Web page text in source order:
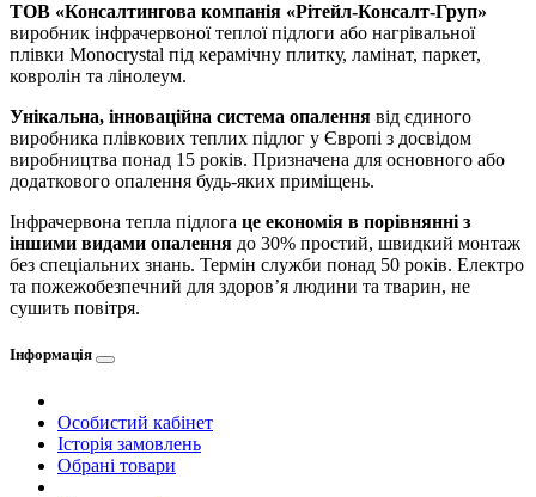
ТОВ «Консалтингова компанія «Рітейл-Консалт-Груп»
виробник інфрачервоної теплої підлоги або нагрівальної
плівки Monocrystal під керамічну плитку, ламінат, паркет,
ковролін та лінолеум.
Унікальна, інноваційна система опалення від єдиного
виробника плівкових теплих підлог у Європі з досвідом
виробництва понад 15 років. Призначена для основного або
додаткового опалення будь-яких приміщень.
Інфрачервона тепла підлога це економія в порівнянні з
іншими видами опалення до 30% простий, швидкий монтаж
без спеціальних знань. Термін служби понад 50 років. Електро
та пожежобезпечний для здоров’я людини та тварин, не
сушить повітря.
Інформація
Особистий кабінет
Історія замовлень
Обрані товари